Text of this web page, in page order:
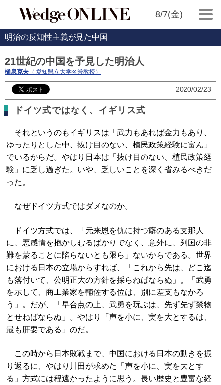
8/7(金)
明治の反知性主義が見た中国
21世紀の中国を予見した明治人
樋泉克夫 （ 愛知県立大学名誉教授）
2020/02/23
ドイツ式ではなく、イギリス式
それというのもイギリスは「武力もあれば金力もあり、
ゆったりとした中、抜け目のない、植民政策経験に富ん」
でいるからだ。やはり日本は「抜け目のない、植民政策経
験」に乏し過ぎた。いや、乏しいことを深く省みるべきだ
った。
なぜドイツ方式ではダメなのか。
ドイツ方式では、「元来恩を仇に持つ癖のある支那人
に、悪感情を抱かしむるばかりでなく、意外に、列国の非
難を蒙ることに陷らないとも限ら」ないからである。世界
における日本の立場からすれば、「これから先は、どこ迄
も落付いて、公明正大の方針を採らねばならぬ」。「武勇
を示して、商工業家を輔佐する位は、別に差支もなかろ
う」。だが、「早合点の上、武勇を玩ぶは、先ず先ず禁物
とせねばならぬ」。やはり「声を小に、実を大とするは、
最も肝要である」のだ。
この時から日本敗戦まで、中国における日本の動きを振
り返るに、やはり川田が求めた「声を小に、実を大とす
る」方式には程遠かったように思う。長い歴史と豊富な経